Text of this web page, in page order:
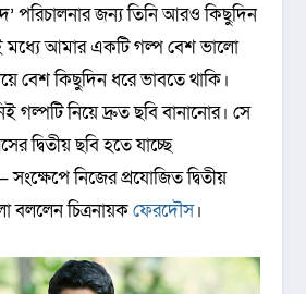
পরিচালনার জন্য তিনি আরও কিছুদিন
মধ্যে আমার একটি গল্প বেশ ভালো
বেশ কিছুদিন ধরে ভাবতে থাকি।
গল্পটি নিয়ে দ্রুত ছবি বানানোর। সে
দ্বিতীয় ছবি হতে যাচ্ছে
সংক্ষেপে নিজের প্রযোজিত দ্বিতীয়
বললেন চিত্রনায়কফেরদৌস।